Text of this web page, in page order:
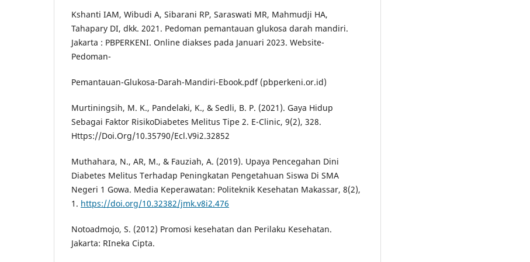
Kshanti IAM, Wibudi A, Sibarani RP, Saraswati MR, Mahmudji HA,
Tahapary DI, dkk. 2021. Pedoman pemantauan glukosa darah mandiri.
Jakarta : PBPERKENI. Online diakses pada Januari 2023. Website-
Pedoman-
Pemantauan-Glukosa-Darah-Mandiri-Ebook.pdf (pbperkeni.or.id)
Murtiningsih, M. K., Pandelaki, K., & Sedli, B. P. (2021). Gaya Hidup
Sebagai Faktor RisikoDiabetes Melitus Tipe 2. E-Clinic, 9(2), 328.
Https://Doi.Org/10.35790/Ecl.V9i2.32852
Muthahara, N., AR, M., & Fauziah, A. (2019). Upaya Pencegahan Dini
Diabetes Melitus Terhadap Peningkatan Pengetahuan Siswa Di SMA
Negeri 1 Gowa. Media Keperawatan: Politeknik Kesehatan Makassar, 8(2),
1. https://doi.org/10.32382/jmk.v8i2.476
Notoadmojo, S. (2012) Promosi kesehatan dan Perilaku Kesehatan.
Jakarta: RIneka Cipta.